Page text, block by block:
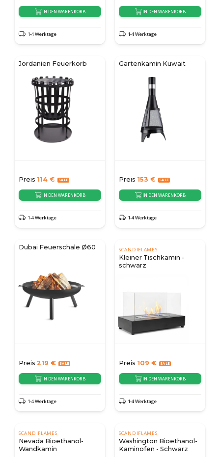
IN DEN WARENKORB
1-4 Werktage
IN DEN WARENKORB
1-4 Werktage
Jordanien Feuerkorb
Preis 114 €
IN DEN WARENKORB
1-4 Werktage
Gartenkamin Kuwait
Preis 153 €
IN DEN WARENKORB
1-4 Werktage
Dubai Feuerschale Ø60
Preis 219 €
IN DEN WARENKORB
1-4 Werktage
SCANDIFLAMES
Kleiner Tischkamin -
schwarz
Preis 109 €
IN DEN WARENKORB
1-4 Werktage
SCANDIFLAMES
Nevada Bioethanol-
Wandkamin
SCANDIFLAMES
Washington Bioethanol-
Kaminofen - Schwarz